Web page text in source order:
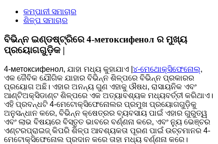
କମ୍ପାନୀ ସମାଚାର
ଶିଳ୍ପ ସମାଚାର
ବିଭିନ୍ନ ଇଣ୍ଡଷ୍ଟ୍ରିରେ 4-метоксифенол ର ମୁଖ୍ୟ
ପ୍ରୟୋଗଗୁଡ଼ିକ |
4-метоксифенол, ଯାହା ମଧ୍ୟ କୁହାଯାଏ | ୪-ମେଥୋକ୍ସିଫେନୋଲ୍,
ଏକ ଜୈବିକ ଯୌଗିକ ଯାହାର ବିଭିନ୍ନ ଶିଳ୍ପରେ ବିଭିନ୍ନ ପ୍ରକାରର
ପ୍ରୟୋଗ ଅଛି। ଏହାର ଅନନ୍ୟ ଗୁଣ ଏହାକୁ ଔଷଧ, ରାସାୟନିକ ଏବଂ
ଆଣ୍ଟିଅକ୍ସିଡାଣ୍ଟ ଶିଳ୍ପରେ ଏକ ଅତ୍ୟାବଶ୍ୟକ ମଧ୍ୟବର୍ତ୍ତୀ କରିଥାଏ।
ଏହି ପ୍ରବନ୍ଧଟି 4-ମେଟୋକ୍ସିଫେନୋଲର ପ୍ରମୁଖ ପ୍ରୟୋଗଗୁଡ଼ିକୁ
ଅନୁସନ୍ଧାନ କରେ, ବିଭିନ୍ନ କ୍ଷେତ୍ରର ବ୍ୟବସାୟ ପାଇଁ ଏହାର ଗୁରୁତ୍ୱ
ଏବଂ ଲାଭ ବିଷୟରେ ବିସ୍ତୃତ ଭାବରେ ବର୍ଣ୍ଣନା କରେ, ଏବଂ ନ୍ୟୁ ଭେଞ୍ଚର
ଏଣ୍ଟରପ୍ରାଇଜ୍ କିପରି ଶିଳ୍ପ ଆବଶ୍ୟକତା ପୂରଣ ପାଇଁ ଉଚ୍ଚମାନର 4-
ମେଟୋକ୍ସିଫେନୋଲ ପ୍ରଦାନ କରେ ତାହା ମଧ୍ୟ ବର୍ଣ୍ଣନା କରେ।